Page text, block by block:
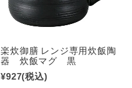
楽炊御膳 レンジ専用炊飯陶
器 炊飯マグ 黒
¥927(税込)